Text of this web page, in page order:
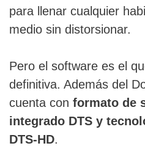
para llenar cualquier
medio sin distorsionar.
Pero el software es el
definitiva. Además del
cuenta con formato de
integrado DTS y
DTS-HD.